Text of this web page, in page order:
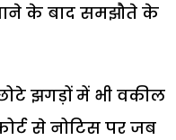
के बाद समझौते के
झगड़ों में भी वकील
से नोटिस पर जब